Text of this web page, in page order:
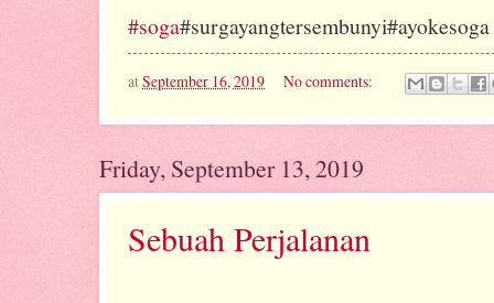
#soga#surgayangtersembunyi#ayokesoga
atSeptember 16, 2019 No comments:
Friday, September 13, 2019
Sebuah Perjalanan